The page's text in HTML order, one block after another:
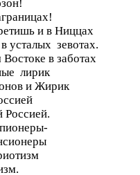
и в Ниццах
зевотах.
в заботах
лирик
и Жирик
Россией.